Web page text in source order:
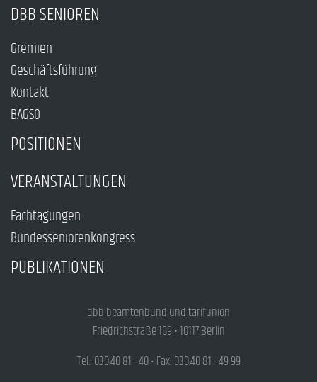
DBB SENIOREN
Gremien
Geschäftsführung
Kontakt
BAGSO
POSITIONEN
VERANSTALTUNGEN
Fachtagungen
Bundesseniorenkongress
PUBLIKATIONEN
dbb beamtenbund und tarifunion
Friedrichstraße 169 • 10117 Berlin
Tel.: 030.40 81 - 40 • Fax: 030.40 81 - 49 99